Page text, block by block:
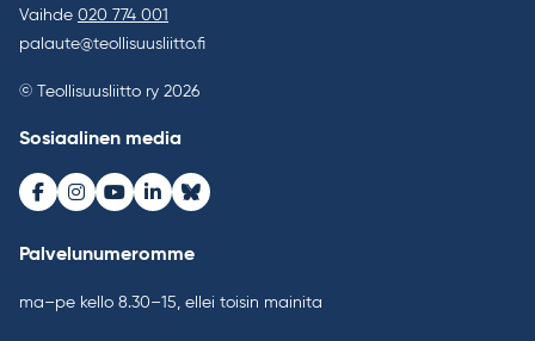
Vaihde 020 774 001
palaute@teollisuusliitto.fi
© Teollisuusliitto ry 2026
Sosiaalinen media
Facebook
Instagram
Youtube
LinkedInBluesky
Palvelunumeromme
ma–pe kello 8.30–15, ellei toisin mainita